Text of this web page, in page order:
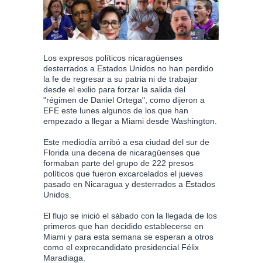
Los expresos políticos nicaragüenses
desterrados a Estados Unidos no han perdido
la fe de regresar a su patria ni de trabajar
desde el exilio para forzar la salida del
"régimen de Daniel Ortega", como dijeron a
EFE este lunes algunos de los que han
empezado a llegar a Miami desde Washington.
Este mediodía arribó a esa ciudad del sur de
Florida una decena de nicaragüenses que
formaban parte del grupo de 222 presos
políticos que fueron excarcelados el jueves
pasado en Nicaragua y desterrados a Estados
Unidos.
El flujo se inició el sábado con la llegada de los
primeros que han decidido establecerse en
Miami y para esta semana se esperan a otros
como el exprecandidato presidencial Félix
Maradiaga.